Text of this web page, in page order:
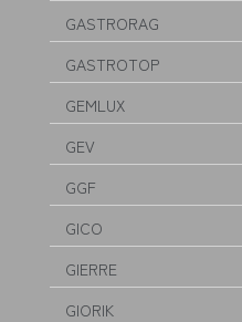
GASTRORAG
GASTROTOP
GEMLUX
GEV
GGF
GICO
GIERRE
GIORIK